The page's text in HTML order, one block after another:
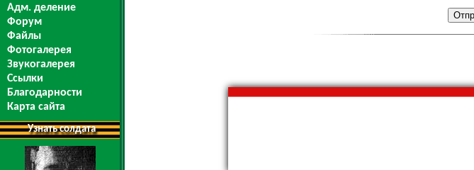
Адм. деление
Форум
Файлы
Фотогалерея
Звукогалерея
Ссылки
Благодарности
Карта сайта
Узнать солдата